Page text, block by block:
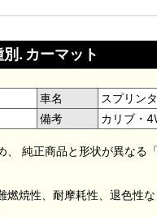
. カーマット
車名
スプリン
備考 カリブ・
、 純正商品と形状が異なる
焼性、耐摩耗性、退色性